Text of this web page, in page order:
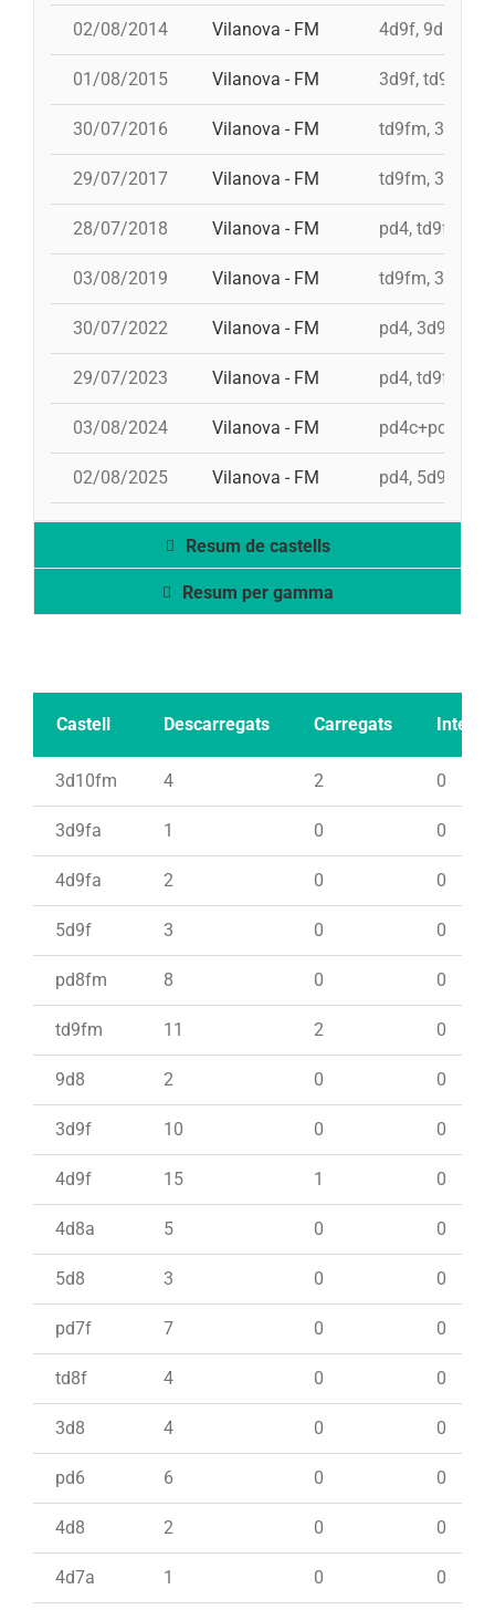
02/08/2014 Vilanova - FM 4d9f, 9d8,
01/08/2015 Vilanova - FM 3d9f, td9fm,
30/07/2016 Vilanova - FM td9fm,
29/07/2017 Vilanova - FM td9fm,
28/07/2018 Vilanova - FM pd4, td9fm,
03/08/2019 Vilanova - FM td9fm,
30/07/2022 Vilanova - FM pd4, 3d9f,
29/07/2023 Vilanova - FM pd4, td9fm,
03/08/2024 Vilanova - FM pd4c+pd4,
02/08/2025 Vilanova - FM pd4, 5d9f,
Resum de castells
Resum per gamma
Castell Descarregats Carregats Intents
3d10fm 4 2 0
3d9fa 1 0 0
4d9fa 2 0 0
5d9f 3 0 0
pd8fm 8 0 0
td9fm 11 2 0
9d8 2 0 0
3d9f 10 0 0
4d9f 15 1 0
4d8a 5 0 0
5d8 3 0 0
pd7f 7 0 0
td8f 4 0 0
3d8 4 0 0
pd6 6 0 0
4d8 2 0 0
4d7a 1 0 0